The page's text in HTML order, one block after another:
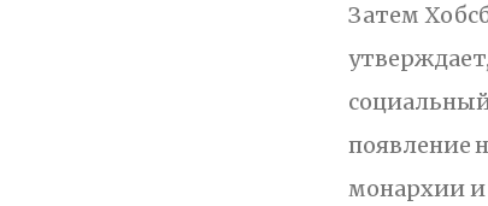
Затем
появление
монархии и